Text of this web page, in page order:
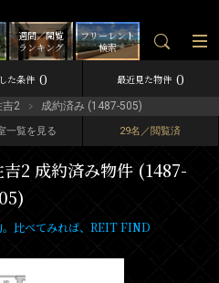
フリーレント
検索
週間／閲覧
ランキング
た条件 0 最近見た物件 0
吉2 成約済み (1487-505)
一覧を見る 29名／閲覧済
2 成約済み物件 (1487-
比べてみれば、REIT FIND